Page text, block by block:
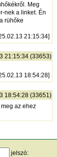
Meg
nek a linket. Én
rühőke
21:15:34]
21:15:34 (33653)
18:54:28]
18:54:28 (33651)
az ehez
jelszó: